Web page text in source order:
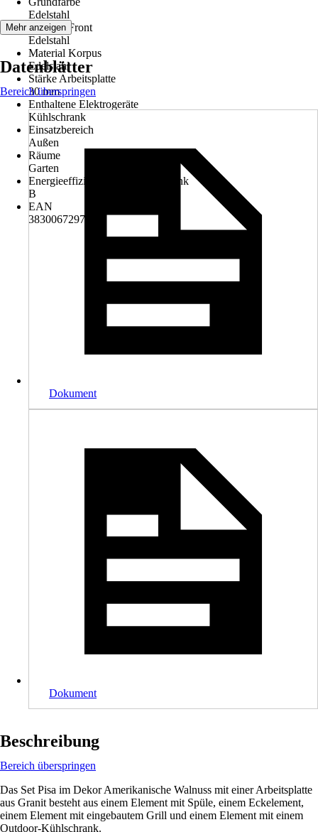
Edelstahl
Material Front
Edelstahl
Material Korpus
Edelstahl
Stärke Arbeitsplatte
30 mm
Enthaltene Elektrogeräte
Kühlschrank
Einsatzbereich
Außen
Räume
Garten
Energieeffizienzklasse Kühlschrank
B
EAN
3830067297764
Mehr anzeigen
Datenblätter
Bereich überspringen
Dokument
Dokument
Beschreibung
Bereich überspringen
Das Set Pisa im Dekor Amerikanische Walnuss mit einer Arbeitsplatte
aus Granit besteht aus einem Element mit Spüle, einem Eckelement,
einem Element mit eingebautem Grill und einem Element mit einem
Outdoor-Kühlschrank.